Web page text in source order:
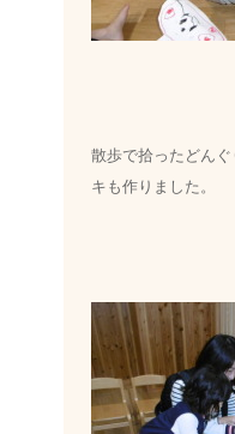
散歩で拾ったどん
キも作りました。